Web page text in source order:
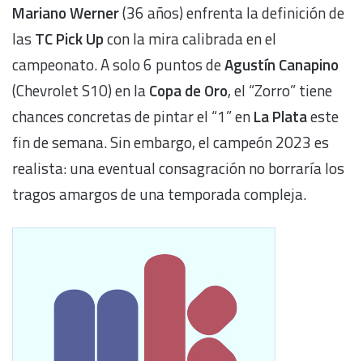
Mariano Werner(36 años) enfrenta la definición de
las TC Pick Upcon la mira calibrada en el
campeonato. A solo 6 puntos deAgustín Canapino
(Chevrolet S10) en laCopa de Oro, el “Zorro” tiene
chances concretas de pintar el “1” enLa Plataeste
fin de semana. Sin embargo, el campeón 2023 es
realista: una eventual consagración no borraría los
tragos amargos de una temporada compleja.